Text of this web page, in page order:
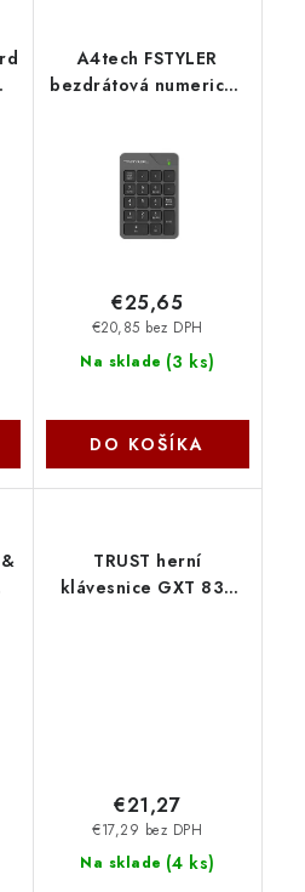
A4tech FSTYLER
bezdrátová numerická
A4Tech
Na sklade (3 ks)
€20,85 bez DPH
€25,65
DO KOŠÍKA
TRUST herní
klávesnice GXT 835
Na sklade (4 ks)
€17,29 bez DPH
€21,27